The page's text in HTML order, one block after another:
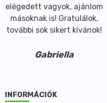
elégedett vagyok, ajánlom
másoknak is! Gratulálok,
további sok sikert kívánok!
Gabriella
INFORMÁCIÓK